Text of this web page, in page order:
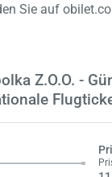
Sie auf
Z.O.O. -